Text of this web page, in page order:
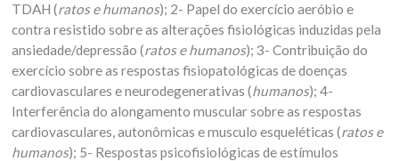
TDAH (ratos e humanos); 2- Papel do exercício aeróbio e
contra resistido sobre as alterações fisiológicas induzidas pela
ansiedade/depressão (ratos e humanos); 3- Contribuição do
exercício sobre as respostas fisiopatológicas de doenças
cardiovasculares e neurodegenerativas (humanos); 4-
Interferência do alongamento muscular sobre as respostas
cardiovasculares, autonômicas e musculo esqueléticas (ratos e
humanos); 5- Respostas psicofisiológicas de estímulos